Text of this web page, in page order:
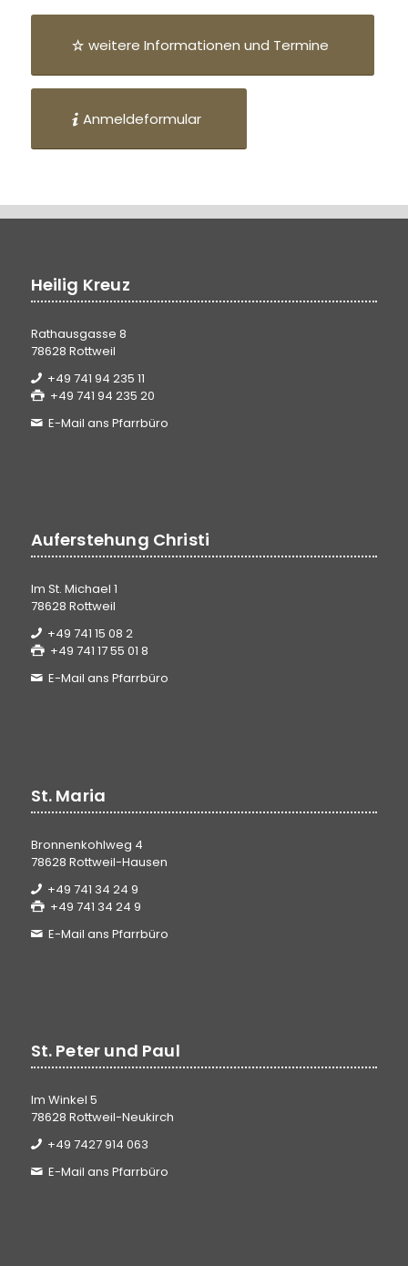
weitere Informationen und Termine
Anmeldeformular
Heilig Kreuz
Rathausgasse 8
78628 Rottweil
+49 741 94 235 11
+49 741 94 235 20
E-Mail ans Pfarrbüro
Auferstehung Christi
Im St. Michael 1
78628 Rottweil
+49 741 15 08 2
+49 741 17 55 01 8
E-Mail ans Pfarrbüro
St. Maria
Bronnenkohlweg 4
78628 Rottweil-Hausen
+49 741 34 24 9
+49 741 34 24 9
E-Mail ans Pfarrbüro
St. Peter und Paul
Im Winkel 5
78628 Rottweil-Neukirch
+49 7427 914 063
E-Mail ans Pfarrbüro